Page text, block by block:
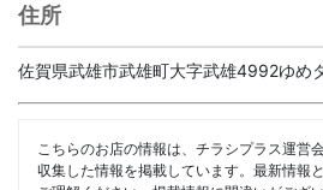
住所
佐賀県武雄市武雄町大字武雄4992ゆめ
こちらのお店の情報は、チラシプラス運営
収集した情報を掲載しています。最新情報